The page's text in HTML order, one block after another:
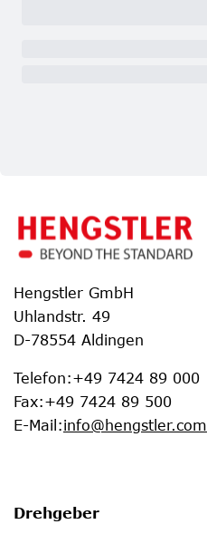
Hengstler GmbH
Uhlandstr. 49
D-78554 Aldingen
Telefon:+49 7424 89 000
Fax:+49 7424 89 500
E-Mail :info@hengstler.com
Drehgeber